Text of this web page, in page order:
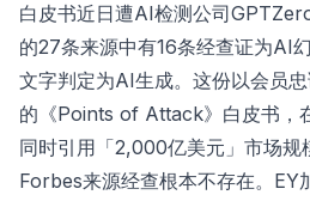
白皮书近日遭AI检测公司
的27条来源中有16条经查证为AI
文字判定为AI生成。这份以会员
的《Points of Attack》白皮书，
同时引用「2,000亿美元」市场规
Forbes来源经查根本不存在。EY